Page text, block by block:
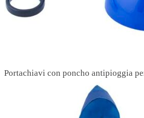
Portachiavi con poncho antipioggia